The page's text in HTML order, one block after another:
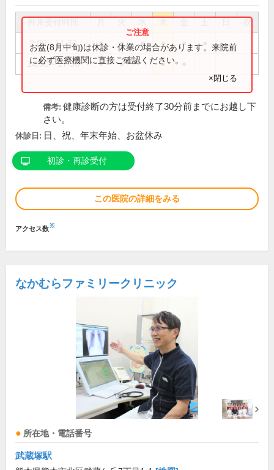
祝
9:00～11:30 ● ● ● ● ●
14:00～17:30 ● ● ●
お盆(8月中旬)は休診・休業の場合があります。来院前
に必ず医療機関に直接ご確認ください。
×閉じる
備考: 健康診断の方は受付終了30分前までにお越し下
さい。
休診日: 日、祝、年末年始、お盆休み
初診・再診受付
この医院の詳細をみる
アクセス数※
なかむらファミリークリニック
所在地・電話番号
武蔵塚駅